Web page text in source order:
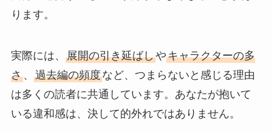
ります。
実際には、 展開の引き延ばしやキャラクターの多
さ、 過去編の頻度など、つまらないと感じる理由
は多くの読者に共通しています。あなたが抱いて
いる違和感は、決して的外れではありません。